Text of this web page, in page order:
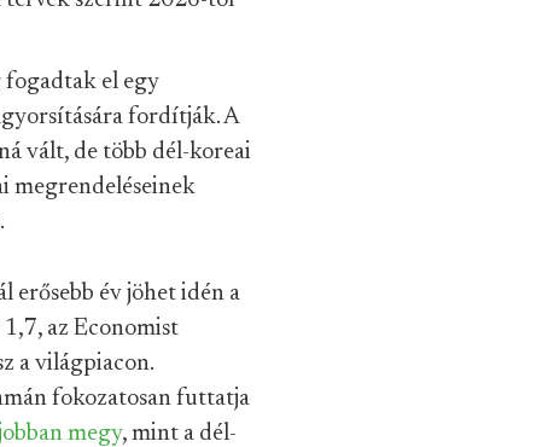
fogadtak el egy
fordítják. A
vált, de több dél-koreai
megrendeléseinek
erősebb év jöhet idén a
az Economist
a világpiacon.
fokozatosan futtatja
megy, mint a dél-